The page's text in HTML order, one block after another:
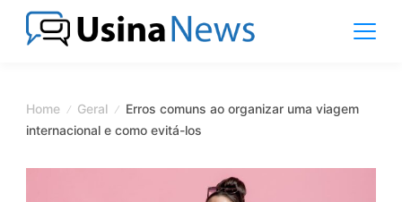
Skip
Magazine
Home Geral
Erros comuns ao organizar uma viagem
internacional e como evitá-los